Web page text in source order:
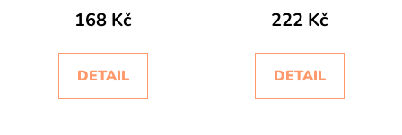
168 Kč
DETAIL
Intimidea
222 Kč
DETAIL